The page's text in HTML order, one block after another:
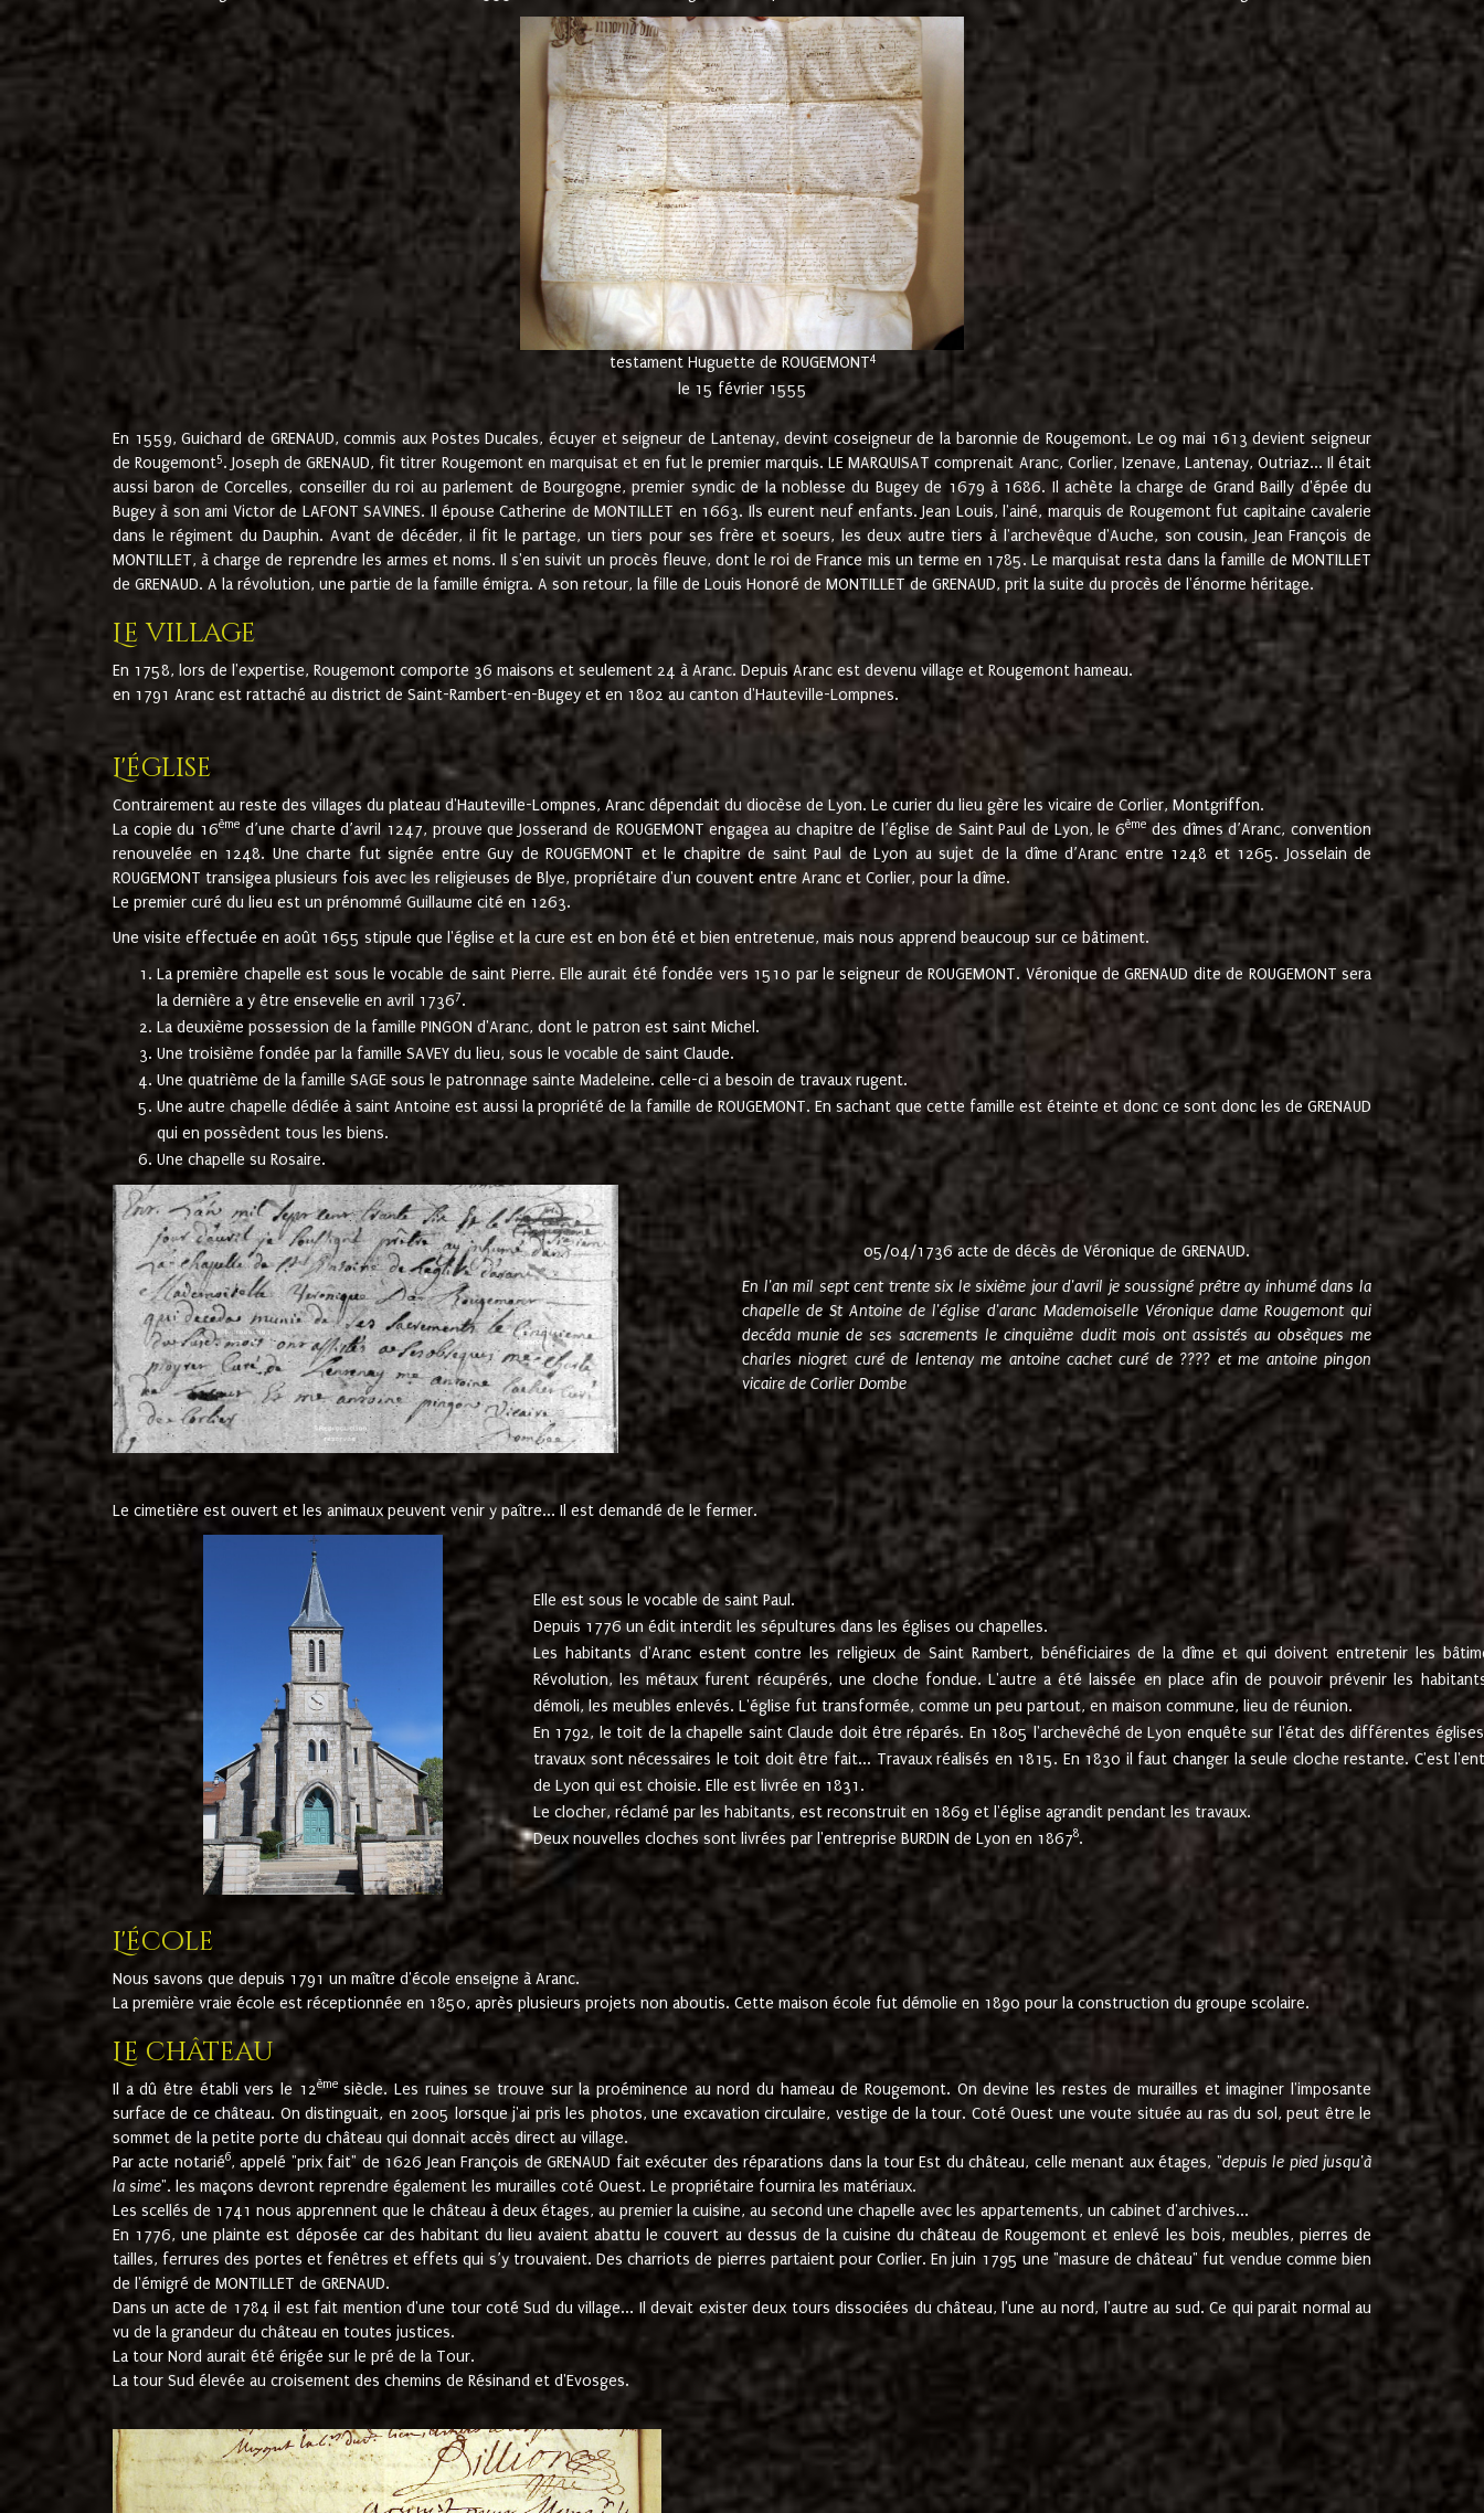
testament Huguette de ROUGEMONT4
le 15 février 1555
En 1559, Guichard de GRENAUD, commis aux Postes Ducales, écuyer et seigneur de Lantenay, devint coseigneur de la baronnie de Rougemont. Le 09 mai 1613 devient seigneur
de Rougemont5. Joseph de GRENAUD, fit titrer Rougemont en marquisat et en fut le premier marquis. LE MARQUISAT comprenait Aranc, Corlier, Izenave, Lantenay, Outriaz... Il était
aussi baron de Corcelles, conseiller du roi au parlement de Bourgogne, premier syndic de la noblesse du Bugey de 1679 à 1686. Il achète la charge de Grand Bailly d'épée du
Bugey à son ami Victor de LAFONT SAVINES. Il épouse Catherine de MONTILLET en 1663. Ils eurent neuf enfants. Jean Louis, l'ainé, marquis de Rougemont fut capitaine cavalerie
dans le régiment du Dauphin. Avant de décéder, il fit le partage, un tiers pour ses frère et soeurs, les deux autre tiers à l'archevêque d'Auche, son cousin, Jean François de
MONTILLET, à charge de reprendre les armes et noms. Il s'en suivit un procès fleuve, dont le roi de France mis un terme en 1785. Le marquisat resta dans la famille de MONTILLET
de GRENAUD. A la révolution, une partie de la famille émigra. A son retour, la fille de Louis Honoré de MONTILLET de GRENAUD, prit la suite du procès de l'énorme héritage.
Le village
En 1758, lors de l'expertise, Rougemont comporte 36 maisons et seulement 24 à Aranc. Depuis Aranc est devenu village et Rougemont hameau.
en 1791 Aranc est rattaché au district de Saint-Rambert-en-Bugey et en 1802 au canton d'Hauteville-Lompnes.
L'église
Contrairement au reste des villages du plateau d'Hauteville-Lompnes, Aranc dépendait du diocèse de Lyon. Le curier du lieu gère les vicaire de Corlier, Montgriffon.
La copie du 16ème d’une charte d’avril 1247, prouve que Josserand de ROUGEMONT engagea au chapitre de l’église de Saint Paul de Lyon, le 6ème des dîmes d’Aranc, convention
renouvelée en 1248. Une charte fut signée entre Guy de ROUGEMONT et le chapitre de saint Paul de Lyon au sujet de la dîme d’Aranc entre 1248 et 1265. Josselain de
ROUGEMONT transigea plusieurs fois avec les religieuses de Blye, propriétaire d'un couvent entre Aranc et Corlier, pour la dîme.
Le premier curé du lieu est un prénommé Guillaume cité en 1263.
Une visite effectuée en août 1655 stipule que l'église et la cure est en bon été et bien entretenue, mais nous apprend beaucoup sur ce bâtiment.
La première chapelle est sous le vocable de saint Pierre. Elle aurait été fondée vers 1510 par le seigneur de ROUGEMONT. Véronique de GRENAUD dite de ROUGEMONT sera
la dernière a y être ensevelie en avril 17367.
La deuxième possession de la famille PINGON d'Aranc, dont le patron est saint Michel.
Une troisième fondée par la famille SAVEY du lieu, sous le vocable de saint Claude.
Une quatrième de la famille SAGE sous le patronnage sainte Madeleine. celle-ci a besoin de travaux rugent.
Une autre chapelle dédiée à saint Antoine est aussi la propriété de la famille de ROUGEMONT. En sachant que cette famille est éteinte et donc ce sont donc les de GRENAUD
qui en possèdent tous les biens.
Une chapelle su Rosaire.
05/04/1736 acte de décès de Véronique de GRENAUD.
En l'an mil sept cent trente six le sixième jour d'avril je soussigné prêtre ay inhumé dans la
chapelle de St Antoine de l'église d'aranc Mademoiselle Véronique dame Rougemont qui
decéda munie de ses sacrements le cinquième dudit mois ont assistés au obsèques me
charles niogret curé de lentenay me antoine cachet curé de ???? et me antoine pingon
vicaire de Corlier Dombe
Le cimetière est ouvert et les animaux peuvent venir y paître... Il est demandé de le fermer.
Elle est sous le vocable de saint Paul.
Depuis 1776 un édit interdit les sépultures dans les églises ou chapelles.
Les habitants d'Aranc estent contre les religieux de Saint Rambert, bénéficiaires de la dîme et qui doivent entretenir les
Révolution, les métaux furent récupérés, une cloche fondue. L'autre a été laissée en place afin de pouvoir prévenir les
démoli, les meubles enlevés. L'église fut transformée, comme un peu partout, en maison commune, lieu de réunion.
En 1792, le toit de la chapelle saint Claude doit être réparés. En 1805 l'archevêché de Lyon enquête sur l'état des différentes
travaux sont nécessaires le toit doit être fait... Travaux réalisés en 1815. En 1830 il faut changer la seule cloche restante. C'est
de Lyon qui est choisie. Elle est livrée en 1831.
Le clocher, réclamé par les habitants, est reconstruit en 1869 et l'église agrandit pendant les travaux.
Deux nouvelles cloches sont livrées par l'entreprise BURDIN de Lyon en 18678.
L'école
Nous savons que depuis 1791 un maître d'école enseigne à Aranc.
La première vraie école est réceptionnée en 1850, après plusieurs projets non aboutis. Cette maison école fut démolie en 1890 pour la construction du groupe scolaire.
Le château
Il a dû être établi vers le 12èmesiècle. Les ruines se trouve sur la proéminence au nord du hameau de Rougemont. On devine les restes de murailles et imaginer l'imposante
surface de ce château. On distinguait, en 2005 lorsque j'ai pris les photos, une excavation circulaire, vestige de la tour. Coté Ouest une voute située au ras du sol, peut être le
sommet de la petite porte du château qui donnait accès direct au village.
Par acte notarié6, appelé "prix fait" de 1626 Jean François de GRENAUD fait exécuter des réparations dans la tour Est du château, celle menant aux étages, "depuis le pied jusqu'à
la sime". les maçons devront reprendre également les murailles coté Ouest. Le propriétaire fournira les matériaux.
Les scellés de 1741 nous apprennent que le château à deux étages, au premier la cuisine, au second une chapelle avec les appartements, un cabinet d'archives...
En 1776, une plainte est déposée car des habitant du lieu avaient abattu le couvert au dessus de la cuisine du château de Rougemont et enlevé les bois, meubles, pierres de
tailles, ferrures des portes et fenêtres et effets qui s’y trouvaient. Des charriots de pierres partaient pour Corlier. En juin 1795 une "masure de château" fut vendue comme bien
de l'émigré de MONTILLET de GRENAUD.
Dans un acte de 1784 il est fait mention d'une tour coté Sud du village... Il devait exister deux tours dissociées du château, l'une au nord, l'autre au sud. Ce qui parait normal au
vu de la grandeur du château en toutes justices.
La tour Nord aurait été érigée sur le pré de la Tour.
La tour Sud élevée au croisement des chemins de Résinand et d'Evosges.